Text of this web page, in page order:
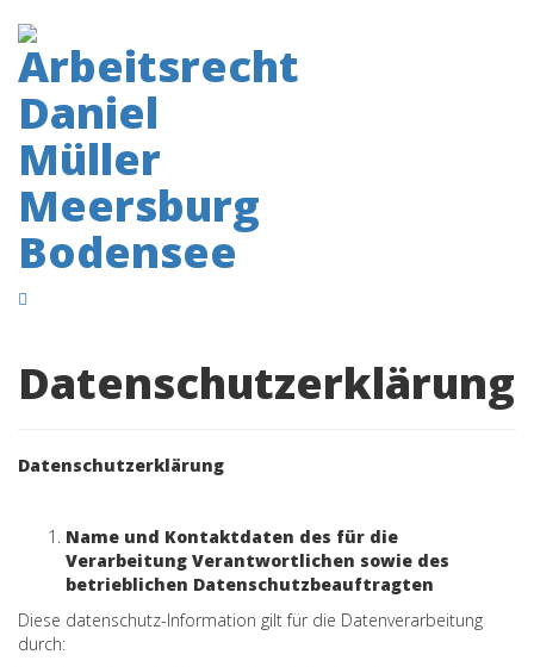
Datenschutzerklärung
Datenschutzerklärung
Name und Kontaktdaten des für die
Verarbeitung Verantwortlichen sowie des
betrieblichen Datenschutzbeauftragten
Diese datenschutz-Information gilt für die Datenverarbeitung
durch: